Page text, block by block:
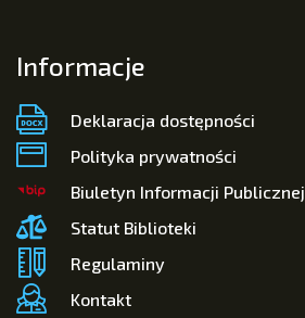
Informacje
Deklaracja dostępności
Polityka prywatności
Biuletyn Informacji Publicznej
Statut Biblioteki
Regulaminy
Kontakt